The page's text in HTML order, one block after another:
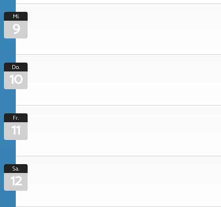
Mi.
9
Do.
10
Fr.
11
Sa.
12